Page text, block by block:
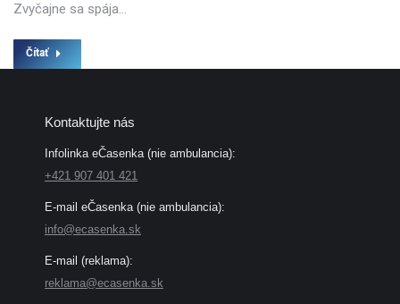
Zvyčajne sa spája…
Čítať
Kontaktujte nás
Infolinka eČasenka (nie ambulancia):
+421 907 401 421
E-mail eČasenka (nie ambulancia):
info@ecasenka.sk
E-mail (reklama):
reklama@ecasenka.sk